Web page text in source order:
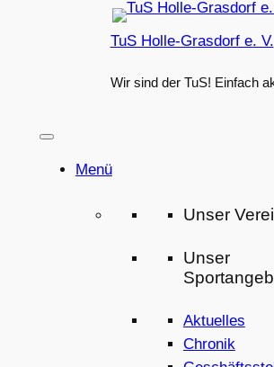
TuS Holle-Grasdorf e. V.
Wir sind der TuS! Einfach
Menü
Unser
Unser
Aktuelles
Chronik